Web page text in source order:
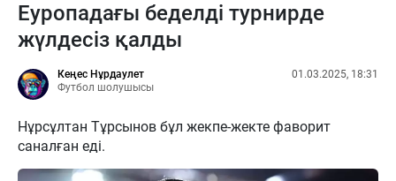
Еуропадағы беделді турнирде
жүлдесіз қалды
Кеңес Нұрдаулет
Футбол шолушысы
01.03.2025, 18:31
Нұрсұлтан Тұрсынов бұл жекпе-жекте фаворит
саналған еді.